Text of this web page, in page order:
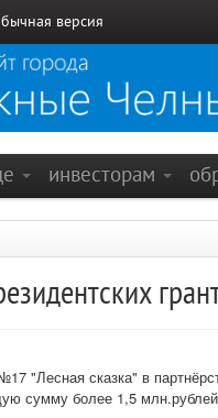
версия
инвесторам
"Лесная сказка" в
сумму более 1,5